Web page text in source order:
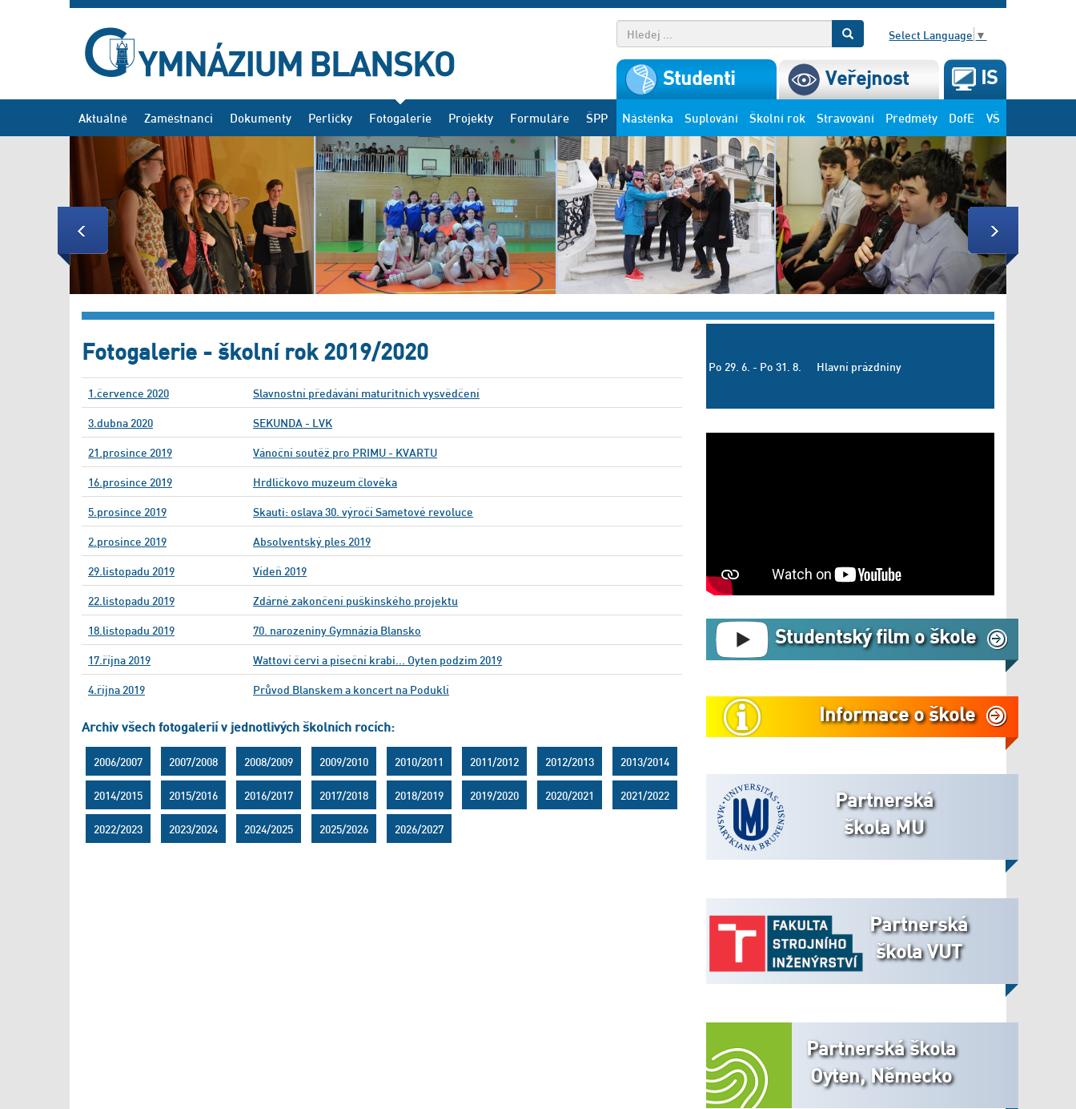
Select Language ▼
Studenti Veřejnost IS
Nástěnka Suplování Školní rok Stravování Předměty DofE VŠ
Aktuálně Zaměstnanci Dokumenty Perličky Fotogalerie Projekty Formuláře ŠPP
Previous Next
Fotogalerie - školní rok 2019/2020
1.července 2020 Slavnostní předávání maturitních vysvědčení
3.dubna 2020 SEKUNDA - LVK
21.prosince 2019 Vánoční soutěž pro PRIMU - KVARTU
16.prosince 2019 Hrdličkovo muzeum člověka
5.prosince 2019 Skauti: oslava 30. výročí Sametové revoluce
2.prosince 2019 Absolventský ples 2019
29.listopadu 2019 Vídeň 2019
22.listopadu 2019 Zdárné zakončení puškinského projektu
18.listopadu 2019 70. narozeniny Gymnázia Blansko
17.října 2019 Wattoví červi a píseční krabi... Oyten podzim 2019
4.října 2019 Průvod Blanskem a koncert na Poduklí
Archiv všech fotogalerií v jednotlivých školních rocích:
2006/2007 2007/2008 2008/2009 2009/2010 2010/2011 2011/2012 2012/2013 2013/2014
2014/2015 2015/2016 2016/2017 2017/2018 2018/2019 2019/2020 2020/2021 2021/2022
2022/2023 2023/2024 2024/2025 2025/2026 2026/2027
Po 29. 6. - Po 31. 8. Hlavní prázdniny
Studentský film o škole
Informace o škole
Partnerská
škola MU
Partnerská
škola VUT
Partnerská škola
Oyten, Německo